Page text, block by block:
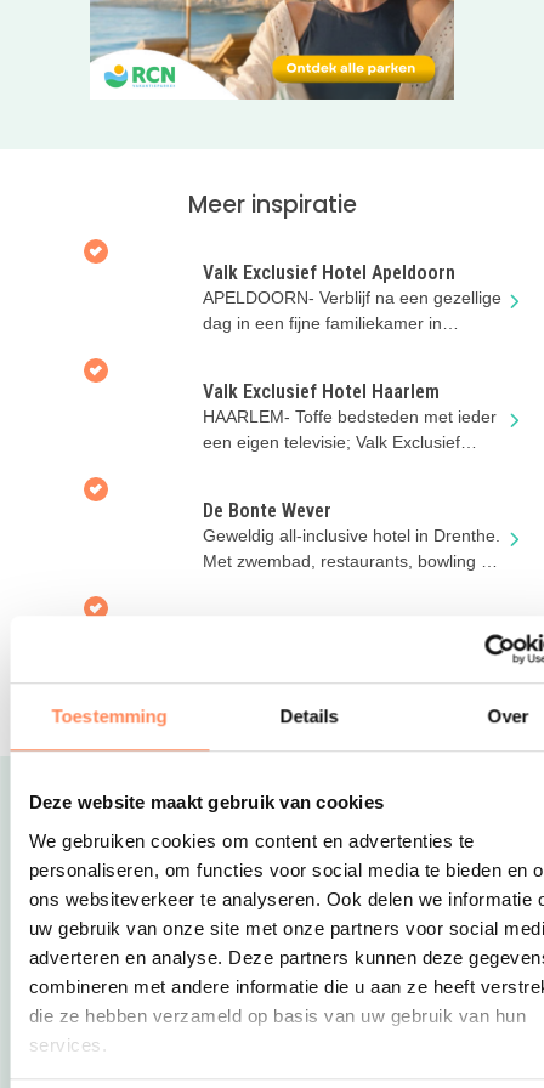
Toestemming Details Over
Deze website maakt gebruik van cookies
We gebruiken cookies om content en advertenties te
personaliseren, om functies voor social media te bieden en
ons websiteverkeer te analyseren. Ook delen we informatie
uw gebruik van onze site met onze partners voor social
adverteren en analyse. Deze partners kunnen deze
combineren met andere informatie die u aan ze heeft
die ze hebben verzameld op basis van uw gebruik van hun
services.
Meer inspiratie
Valk Exclusief Hotel Apeldoorn
APELDOORN- Verblijf na een gezellige
dag in een fijne familiekamer in
Valk Exclusief Hotel Haarlem
HAARLEM- Toffe bedsteden met ieder
een eigen televisie; Valk Exclusief
De Bonte Wever
Geweldig all-inclusive hotel in Drenthe.
Met zwembad, restaurants, bowling en
unieke belevenis op het water in deze
drijvende tiny-houses!
Uitgelicht